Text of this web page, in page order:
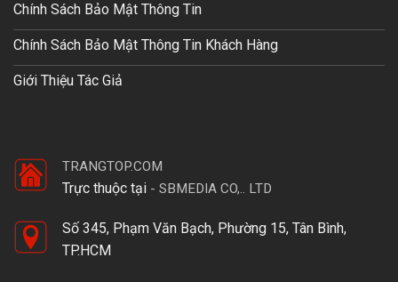
Chính Sách Bảo Mật Thông Tin
Chính Sách Bảo Mật Thông Tin Khách Hàng
Giới Thiệu Tác Giả
TRANGTOP.COM
Trực thuộc tại - SBMEDIA CO,.. LTD
Số 345, Phạm Văn Bạch, Phường 15, Tân Bình,
TP.HCM